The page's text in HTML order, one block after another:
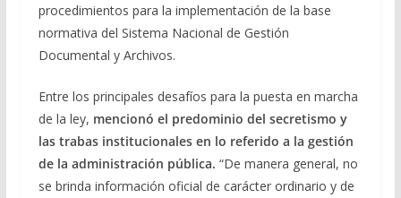
procedimientos para la implementación de la base
normativa del Sistema Nacional de Gestión
Documental y Archivos.
Entre los principales desafíos para la puesta en marcha
de la ley, mencionó el predominio del secretismo y
las trabas institucionales en lo referido a la gestión
de la administración pública. “De manera general, no
se brinda información oficial de carácter ordinario y de